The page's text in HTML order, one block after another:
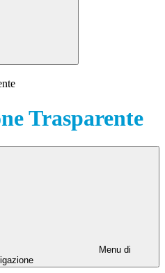
Trasparente
Menu di